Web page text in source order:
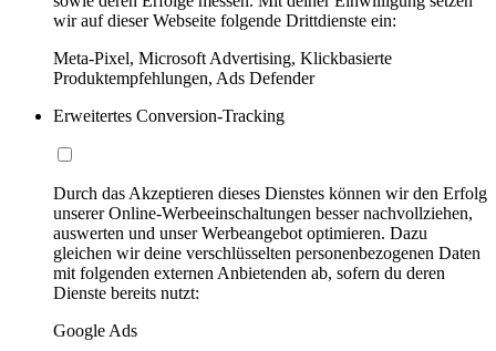
wir auf dieser Webseite folgende Drittdienste ein:
Meta-Pixel, Microsoft Advertising, Klickbasierte
Produktempfehlungen, Ads Defender
Erweitertes Conversion-Tracking
Durch das Akzeptieren dieses Dienstes können wir den Erfolg
unserer Online-Werbeeinschaltungen besser nachvollziehen,
auswerten und unser Werbeangebot optimieren. Dazu
gleichen wir deine verschlüsselten personenbezogenen Daten
mit folgenden externen Anbietenden ab, sofern du deren
Dienste bereits nutzt:
Google Ads